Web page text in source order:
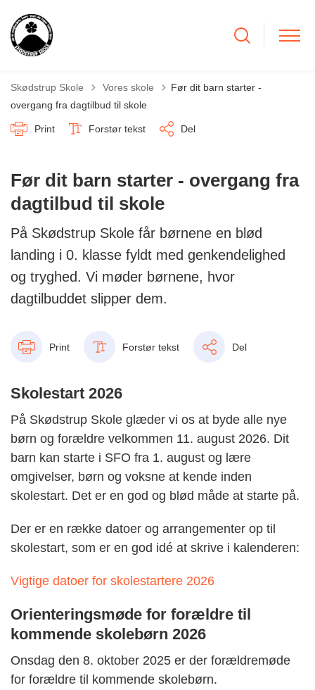
Skødstrup Skole Tilbage til
Vores skole
Før dit barn starter -
overgang fra dagtilbud til skole
Print Forstør tekst Del
Før dit barn starter - overgang fra
dagtilbud til skole
På Skødstrup Skole får børnene en blød
landing i 0. klasse fyldt med genkendelighed
og tryghed. Vi møder børnene, hvor
dagtilbuddet slipper dem.
Print Forstør tekst Del
Skolestart 2026
På Skødstrup Skole glæder vi os at byde alle nye
børn og forældre velkommen 11. august 2026. Dit
barn kan starte i SFO fra 1. august og lære
omgivelser, børn og voksne at kende inden
skolestart. Det er en god og blød måde at starte på.
Der er en række datoer og arrangementer op til
skolestart, som er en god idé at skrive i kalenderen:
Vigtige datoer for skolestartere 2026
Orienteringsmøde for forældre til
kommende skolebørn 2026
Onsdag den 8. oktober 2025 er der forældremøde
for forældre til kommende skolebørn.